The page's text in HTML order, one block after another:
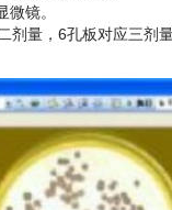
镜。
剂量，6孔板对应三剂